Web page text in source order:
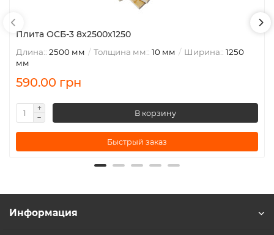
Плита ОСБ-3 8x2500x1250
Длина:: 2500 мм Толщина мм:: 10 мм Ширина:: 1250
мм
590.00 грн
В корзину
Быстрый заказ
Информация